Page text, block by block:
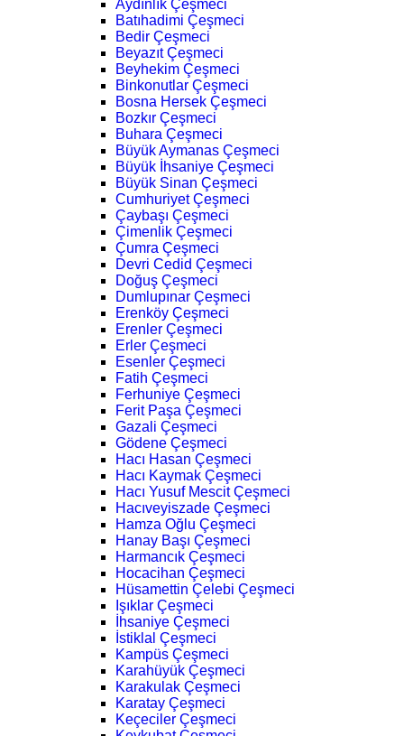
Aydınlık Çeşmeci
Batıhadimi Çeşmeci
Bedir Çeşmeci
Beyazıt Çeşmeci
Beyhekim Çeşmeci
Binkonutlar Çeşmeci
Bosna Hersek Çeşmeci
Bozkır Çeşmeci
Buhara Çeşmeci
Büyük Aymanas Çeşmeci
Büyük İhsaniye Çeşmeci
Büyük Sinan Çeşmeci
Cumhuriyet Çeşmeci
Çaybaşı Çeşmeci
Çimenlik Çeşmeci
Çumra Çeşmeci
Devri Cedid Çeşmeci
Doğuş Çeşmeci
Dumlupınar Çeşmeci
Erenköy Çeşmeci
Erenler Çeşmeci
Erler Çeşmeci
Esenler Çeşmeci
Fatih Çeşmeci
Ferhuniye Çeşmeci
Ferit Paşa Çeşmeci
Gazali Çeşmeci
Gödene Çeşmeci
Hacı Hasan Çeşmeci
Hacı Kaymak Çeşmeci
Hacı Yusuf Mescit Çeşmeci
Hacıveyiszade Çeşmeci
Hamza Oğlu Çeşmeci
Hanay Başı Çeşmeci
Harmancık Çeşmeci
Hocacihan Çeşmeci
Hüsamettin Çelebi Çeşmeci
Işıklar Çeşmeci
İhsaniye Çeşmeci
İstiklal Çeşmeci
Kampüs Çeşmeci
Karahüyük Çeşmeci
Karakulak Çeşmeci
Karatay Çeşmeci
Keçeciler Çeşmeci